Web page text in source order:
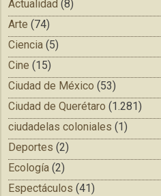
Actualidad (8)
Arte (74)
Ciencia (5)
Cine (15)
Ciudad de México (53)
Ciudad de Querétaro (1.281)
ciudadelas coloniales (1)
Deportes (2)
Ecología (2)
Espectáculos (41)